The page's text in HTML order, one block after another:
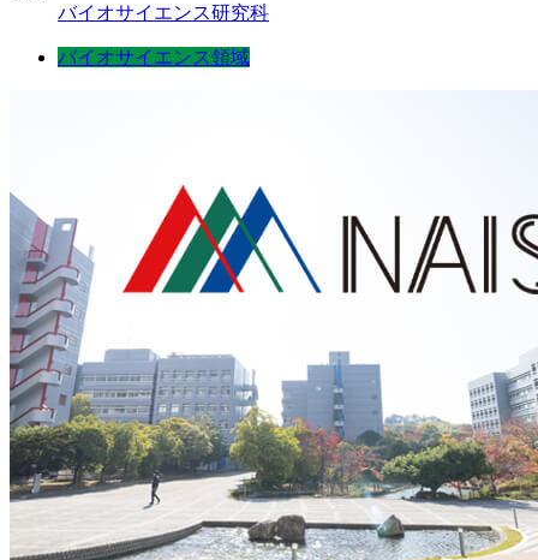
バイオサイエンス研究科
バイオサイエンス領域